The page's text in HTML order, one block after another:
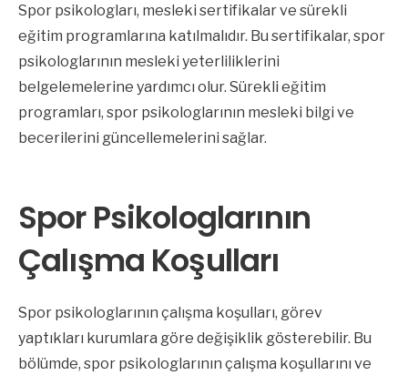
Spor psikologları, mesleki sertifikalar ve sürekli
eğitim programlarına katılmalıdır. Bu sertifikalar, spor
psikologlarının mesleki yeterliliklerini
belgelemelerine yardımcı olur. Sürekli eğitim
programları, spor psikologlarının mesleki bilgi ve
becerilerini güncellemelerini sağlar.
Spor Psikologlarının
Çalışma Koşulları
Spor psikologlarının çalışma koşulları, görev
yaptıkları kurumlara göre değişiklik gösterebilir. Bu
bölümde, spor psikologlarının çalışma koşullarını ve